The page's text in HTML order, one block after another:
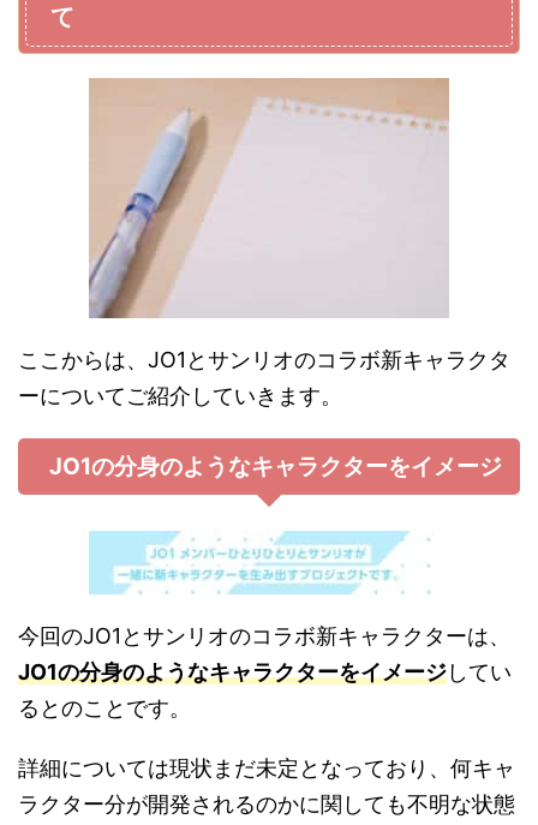
て
ここからは、JO1とサンリオのコラボ新キャラクタ
ーについてご紹介していきます。
JO1の分身のようなキャラクターをイメージ
今回のJO1とサンリオのコラボ新キャラクターは、
JO1の分身のようなキャラクターをイメージしてい
るとのことです。
詳細については現状まだ未定となっており、何キャ
ラクター分が開発されるのかに関しても不明な状態